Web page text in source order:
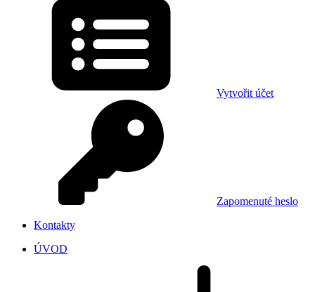
Vytvořit účet
Zapomenuté heslo
Kontakty
ÚVOD